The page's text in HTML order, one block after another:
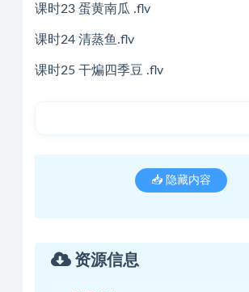
课时23 蛋黄南瓜 .flv
课时24 清蒸鱼.flv
课时25 干煸四季豆 .flv
📥 隐藏内容
资源信息